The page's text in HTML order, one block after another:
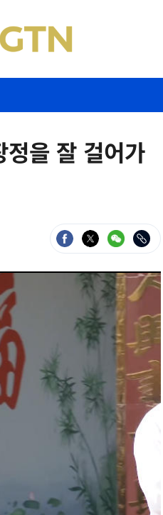
을 잘 걸어가